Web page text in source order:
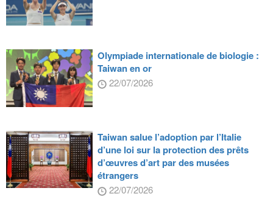
Olympiade internationale de biologie :
Taiwan en or
22/07/2026
Taiwan salue l’adoption par l’Italie
d’une loi sur la protection des prêts
d’œuvres d’art par des musées
étrangers
22/07/2026